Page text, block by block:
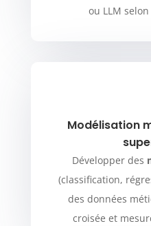
ou LLM selon
Modélisation
Développer des
(classification,
des données
croisée et